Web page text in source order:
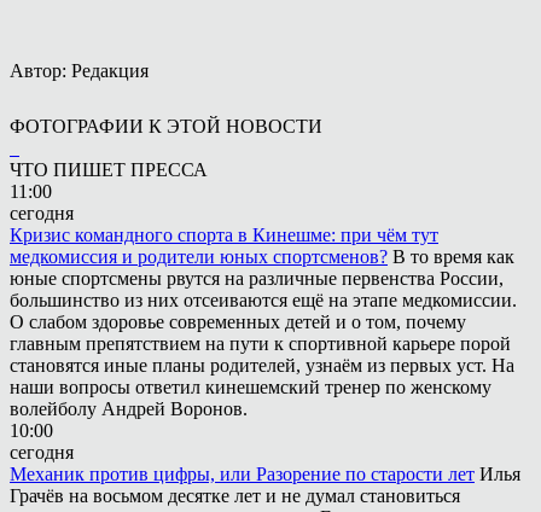
Автор: Редакция
ФОТОГРАФИИ К ЭТОЙ НОВОСТИ
ЧТО ПИШЕТ ПРЕССА
11:00
сегодня
Кризис командного спорта в Кинешме: при чём тут
медкомиссия и родители юных спортсменов? В то время как
юные спортсмены рвутся на различные первенства России,
большинство из них отсеиваются ещё на этапе медкомиссии.
О слабом здоровье современных детей и о том, почему
главным препятствием на пути к спортивной карьере порой
становятся иные планы родителей, узнаём из первых уст. На
наши вопросы ответил кинешемский тренер по женскому
волейболу Андрей Воронов.
10:00
сегодня
Механик против цифры, или Разорение по старости лет Илья
Грачёв на восьмом десятке лет и не думал становиться